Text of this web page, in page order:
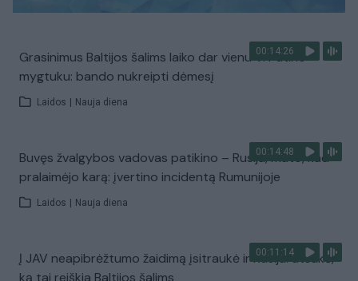
00:14:26
Grasinimus Baltijos šalims laiko dar vienu V. Putino
mygtuku: bando nukreipti dėmesį
Laidos Nauja diena
00:14:48
Buvęs žvalgybos vadovas patikino – Rusija, mato, kad
pralaimėjo karą: įvertino incidentą Rumunijoje
Laidos Nauja diena
00:11:14
Į JAV neapibrėžtumo žaidimą įsitraukė ir Rusija: atsakė,
ką tai reiškia Baltijos šalims